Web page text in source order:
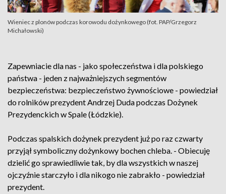
Wieniec z plonów podczas korowodu dożynkowego (fot. PAP/Grzegorz
Michałowski)
Zapewniacie dla nas - jako społeczeństwa i dla polskiego
państwa - jeden z najważniejszych segmentów
bezpieczeństwa: bezpieczeństwo żywnościowe - powiedział
do rolników prezydent Andrzej Duda podczas Dożynek
Prezydenckich w Spale (Łódzkie).
Podczas spalskich dożynek prezydent już po raz czwarty
przyjął symboliczny dożynkowy bochen chleba. - Obiecuję
dzielić go sprawiedliwie tak, by dla wszystkich w naszej
ojczyźnie starczyło i dla nikogo nie zabrakło - powiedział
prezydent.